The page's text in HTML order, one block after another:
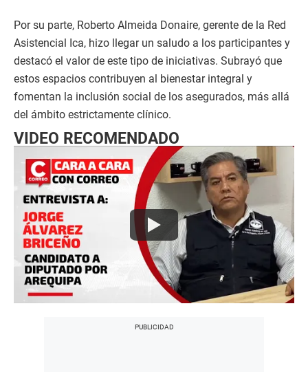
Por su parte, Roberto Almeida Donaire, gerente de la Red
Asistencial Ica, hizo llegar un saludo a los participantes y
destacó el valor de este tipo de iniciativas. Subrayó que
estos espacios contribuyen al bienestar integral y
fomentan la inclusión social de los asegurados, más allá
del ámbito estrictamente clínico.
VIDEO RECOMENDADO